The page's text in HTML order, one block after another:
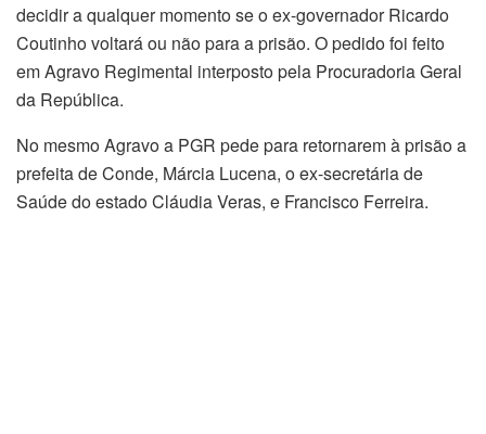
decidir a qualquer momento se o ex-governador Ricardo
Coutinho voltará ou não para a prisão. O pedido foi feito
em Agravo Regimental interposto pela Procuradoria Geral
da República.
No mesmo Agravo a PGR pede para retornarem à prisão a
prefeita de Conde, Márcia Lucena, o ex-secretária de
Saúde do estado Cláudia Veras, e Francisco Ferreira.